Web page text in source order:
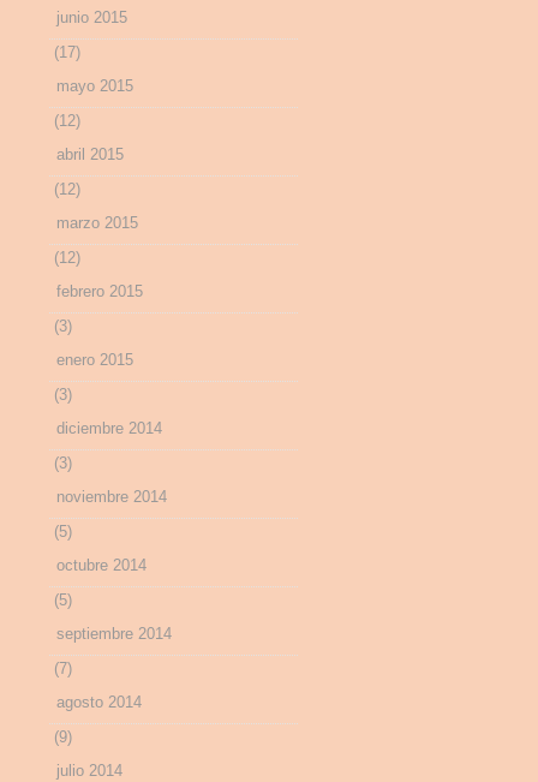
junio 2015
(17)
mayo 2015
(12)
abril 2015
(12)
marzo 2015
(12)
febrero 2015
(3)
enero 2015
(3)
diciembre 2014
(3)
noviembre 2014
(5)
octubre 2014
(5)
septiembre 2014
(7)
agosto 2014
(9)
julio 2014